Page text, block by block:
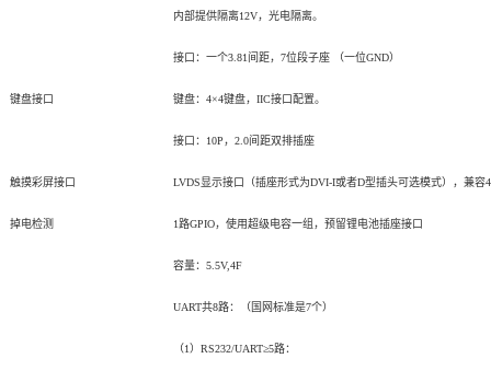
内部提供隔离12V，光电隔离。
接口：一个3.81间距，7位段子座 （一位GND）
键盘接口 键盘：4×4键盘，IIC接口配置。
接口：10P，2.0间距双排插座
触摸彩屏接口 LVDS显示接口 （插座形式为DVI-I或者D型插头可选模式），兼
掉电检测 1 路GPIO，使用超级电容一组，预留锂电池插座接口
容量：5.5V,4F
UART共8路：（国网标准是7个）
（1）RS232/UART≥5路：